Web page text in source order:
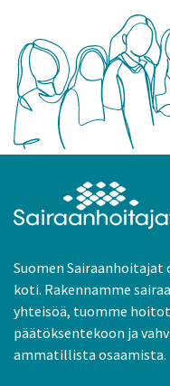
Suomen
koti. Rakennamme
yhteisöä, tuomme
päätöksentekoon ja
ammatillista osaamista.